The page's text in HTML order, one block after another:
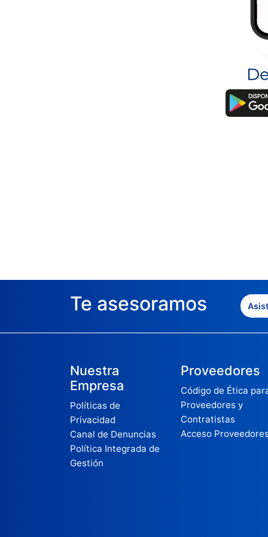
Te asesoramos
Nuestra
Empresa
Políticas de
Privacidad
Canal de Denuncias
Política Integrada de
Gestión
Proveedores
Código de Ética
Proveedores y
Contratistas
Acceso